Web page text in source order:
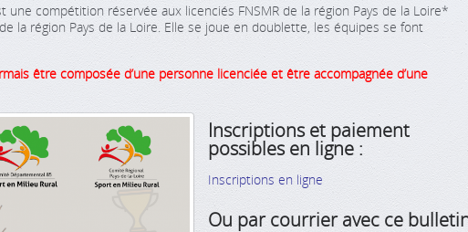
une compétition réservée aux licenciés FNSMR de la région Pays de la Loire*
la région Pays de la Loire. Elle se joue en doublette, les équipes se font
être composée d’une personne licenciée et être accompagnée d’une
Inscriptions et paiement
possibles en ligne :
Inscriptions en ligne
Ou par courrier avec ce